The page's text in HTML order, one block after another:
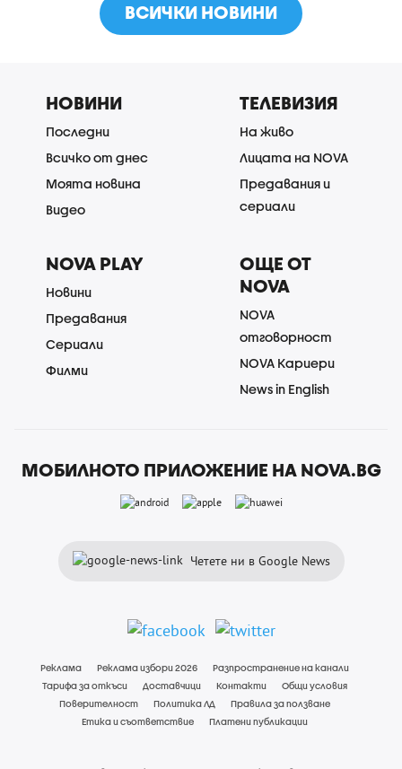
ВСИЧКИ НОВИНИ
НОВИНИ
Последни
Всичко от днес
Моята новина
Видео
ТЕЛЕВИЗИЯ
На живо
Лицата на NOVA
Предавания и
сериали
NOVA PLAY
Новини
Предавания
Сериали
Филми
ОЩЕ ОТ
NOVA
NOVA
отговорност
NOVA Кариери
News in English
МОБИЛНОТО ПРИЛОЖЕНИЕ НА NOVA.BG
Четете ни в Google News
Реклама Реклама избори 2026
Разпространение на канали
Тарифа за откъси
Доставчици Контакти
Общи условия
Поверителност
Политика ЛД
Правила за ползване
Етика и съответствие
Платени публикации